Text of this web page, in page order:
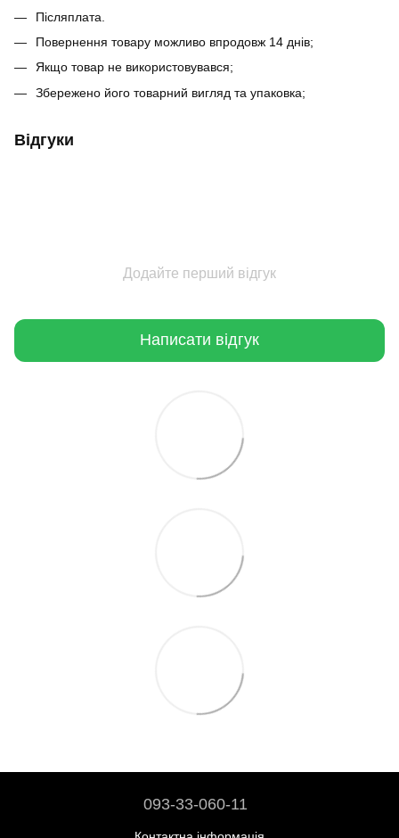
Післяплата.
Повернення товару можливо впродовж 14 днів;
Якщо товар не використовувався;
Збережено його товарний вигляд та упаковка;
Відгуки
Додайте перший відгук
Написати відгук
093-33-060-11